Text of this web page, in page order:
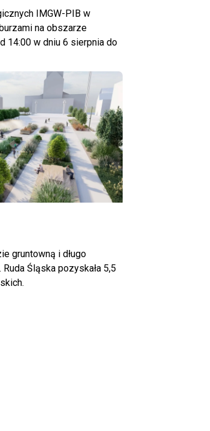
IMGW-PIB w
na obszarze
14:00 w dniu 6 sierpnia do
gruntowną i długo
Śląska pozyskała 5,5